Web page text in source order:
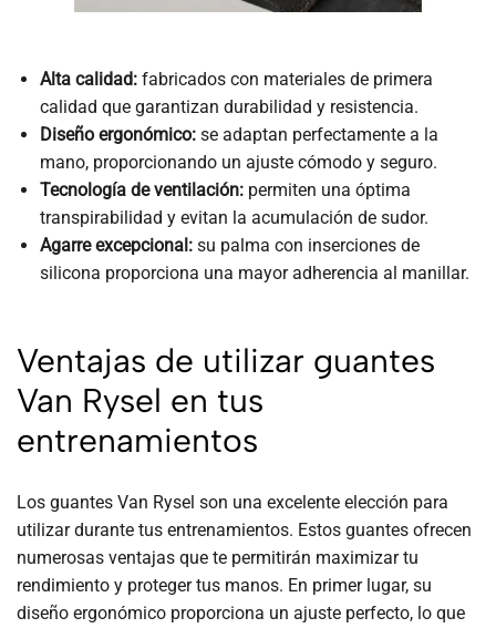
Alta calidad:fabricados con materiales de primera
calidad que garantizan durabilidad y resistencia.
Diseño ergonómico:se adaptan perfectamente a la
mano, proporcionando un ajuste cómodo y seguro.
Tecnología de ventilación:permiten una óptima
transpirabilidad y evitan la acumulación de sudor.
Agarre excepcional:su palma con inserciones de
silicona proporciona una mayor adherencia al manillar.
Ventajas de utilizar guantes
Van Rysel en tus
entrenamientos
Los guantes Van Rysel son una excelente elección para
utilizar durante tus entrenamientos. Estos guantes ofrecen
numerosas ventajas que te permitirán maximizar tu
rendimiento y proteger tus manos. En primer lugar, su
diseño ergonómico proporciona un ajuste perfecto, lo que